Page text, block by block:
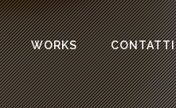
WORKS CONTATTI